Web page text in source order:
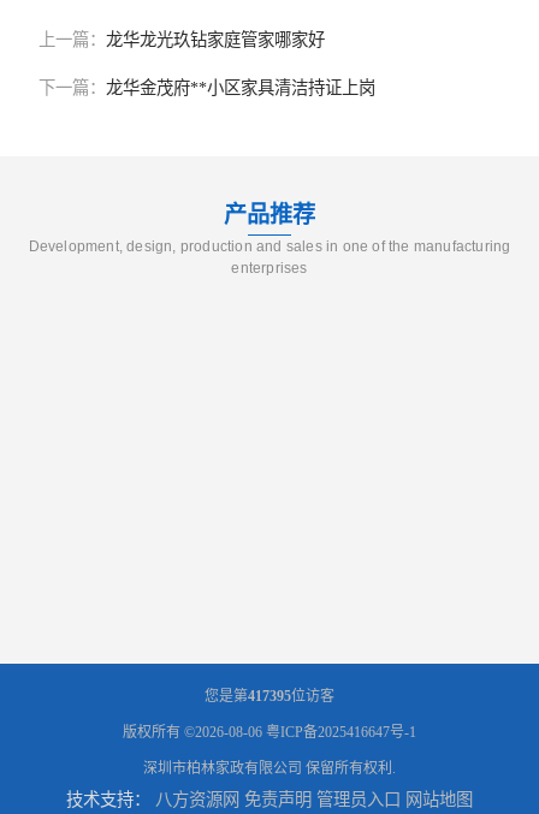
上一篇： 龙华龙光玖钻家庭管家哪家好
下一篇： 龙华金茂府**小区家具清洁持证上岗
产品推荐
Development, design, production and sales in one of the manufacturing
enterprises
您是第417395位访客
版权所有 ©2026-08-06 粤ICP备2025416647号-1
深圳市柏林家政有限公司 保留所有权利.
技术支持： 八方资源网 免责声明 管理员入口 网站地图